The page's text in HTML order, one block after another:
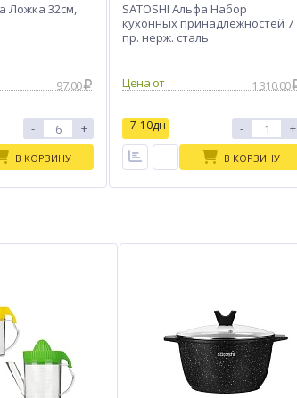
Ложка 32см,
97.00
- +
В КОРЗИНУ
SATOSHI Альфа Набор
кухонных принадлежностей 7
пр. нерж. сталь
Цена от 1 310.00
7-10дн - +
В КОРЗИНУ